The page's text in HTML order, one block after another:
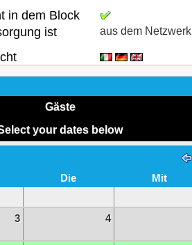
in dem Block
ist aus dem Netzwerk
Gäste
your dates below
Die Mit
3
4